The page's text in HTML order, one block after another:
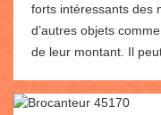
forts intéressants des
d’autres objets
de leur montant. Il